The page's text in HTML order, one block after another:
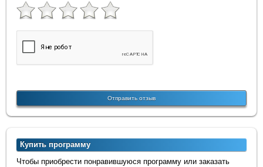
Купить программу
Чтобы приобрести понравившуюся программу или заказать